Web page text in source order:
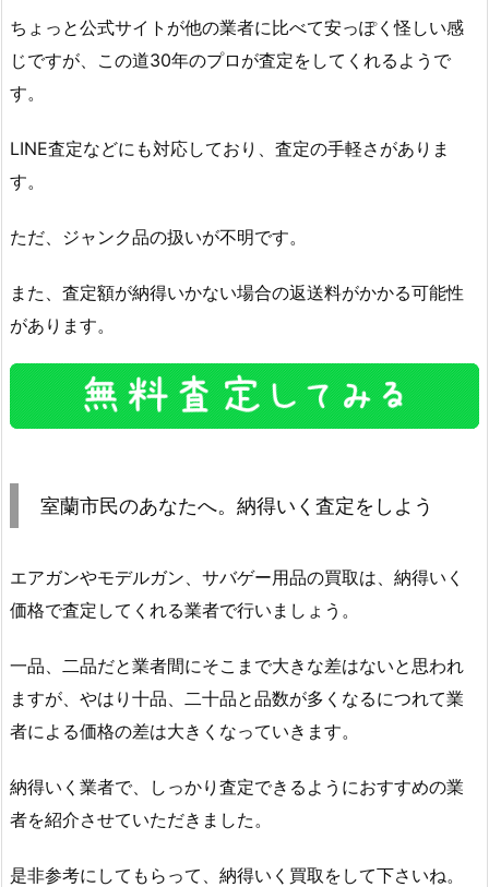
ちょっと公式サイトが他の業者に比べて安っぽく怪しい感
じですが、この道30年のプロが査定をしてくれるようで
す。
LINE査定などにも対応しており、査定の手軽さがありま
す。
ただ、ジャンク品の扱いが不明です。
また、査定額が納得いかない場合の返送料がかかる可能性
があります。
室蘭市民のあなたへ。納得いく査定をしよう
エアガンやモデルガン、サバゲー用品の買取は、納得いく
価格で査定してくれる業者で行いましょう。
一品、二品だと業者間にそこまで大きな差はないと思われ
ますが、やはり十品、二十品と品数が多くなるにつれて業
者による価格の差は大きくなっていきます。
納得いく業者で、しっかり査定できるようにおすすめの業
者を紹介させていただきました。
是非参考にしてもらって、納得いく買取をして下さいね。